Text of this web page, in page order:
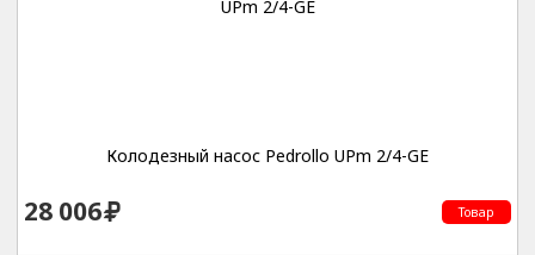
Колодезный насос Pedrollo UPm 2/4-GE
28 006 Товар